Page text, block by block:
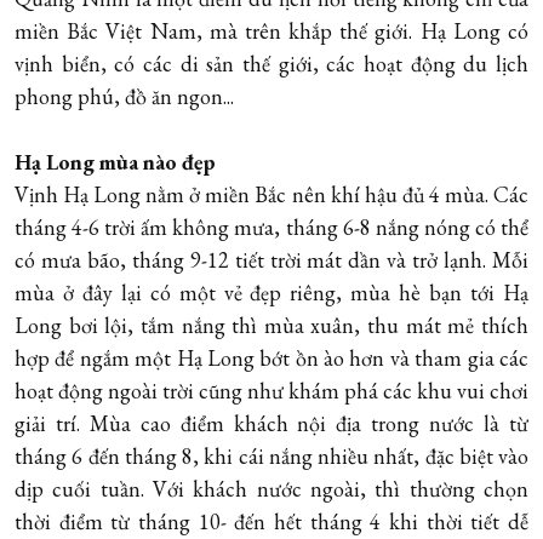
miền Bắc Việt Nam, mà trên khắp thế giới. Hạ Long có
vịnh biển, có các di sản thế giới, các hoạt động du lịch
phong phú, đồ ăn ngon...
Hạ Long mùa nào đẹp
Vịnh Hạ Long nằm ở miền Bắc nên khí hậu đủ 4 mùa. Các
tháng 4-6 trời ấm không mưa, tháng 6-8 nắng nóng có thể
có mưa bão, tháng 9-12 tiết trời mát dần và trở lạnh. Mỗi
mùa ở đây lại có một vẻ đẹp riêng, mùa hè bạn tới Hạ
Long bơi lội, tắm nắng thì mùa xuân, thu mát mẻ thích
hợp để ngắm một Hạ Long bớt ồn ào hơn và tham gia các
hoạt động ngoài trời cũng như khám phá các khu vui chơi
giải trí. Mùa cao điểm khách nội địa trong nước là từ
tháng 6 đến tháng 8, khi cái nắng nhiều nhất, đặc biệt vào
dịp cuối tuần. Với khách nước ngoài, thì thường chọn
thời điểm từ tháng 10- đến hết tháng 4 khi thời tiết dễ